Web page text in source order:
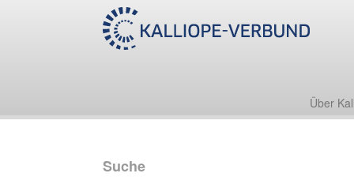
Über
Suche